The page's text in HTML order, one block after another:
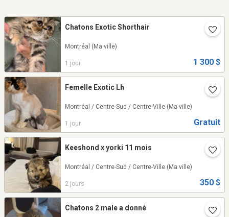
Chatons Exotic Shorthair
Montréal (Ma ville)
1 jour 1 300 $
Femelle Exotic Lh
Montréal / Centre-Sud / Centre-Ville (Ma ville)
1 jour Gratuit
Keeshond x yorki 11 mois
Montréal / Centre-Sud / Centre-Ville (Ma ville)
2 jours 350 $
Chatons 2 male a donné